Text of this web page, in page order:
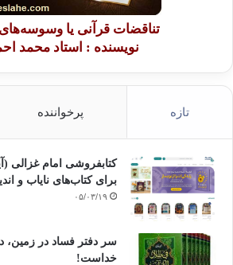
تناقضات قرآنی یا
نویسنده : استاد محمد
تازه پرخواننده
کتابفروشی امام
برای کتاب‌های نایاب و
۰۵/۰۳/۱۹
سر دفتر فساد در زمین‌،
خداست‌!